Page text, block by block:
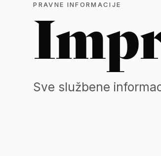
PRAVNE INFORMACIJE
Sve službene